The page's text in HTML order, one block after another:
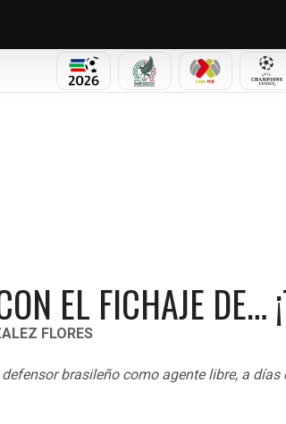
MUNDIAL 2026SELECCIÓN MEXICANA
LIGA MX
EL FICHAJE DE…
FLORES
brasileño como agente libre, a